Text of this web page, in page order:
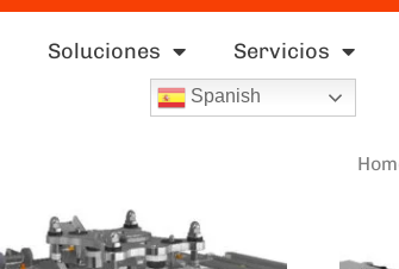
Soluciones Servicios
Spanish